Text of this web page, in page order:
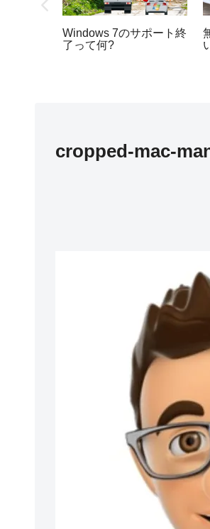
Windows 7のサポート終
了って何?
cropped-mac-